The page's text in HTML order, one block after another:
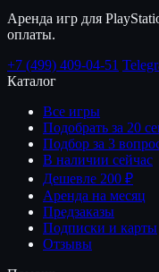
Аренда игр для
оплаты.
+7 (499) 409-04-51
Каталог
Все игры
Подобрать за 20
Подбор за 3
В наличии сейчас
Дешевле 200 ₽
Аренда на месяц
Предзаказы
Подписки и карты
Отзывы